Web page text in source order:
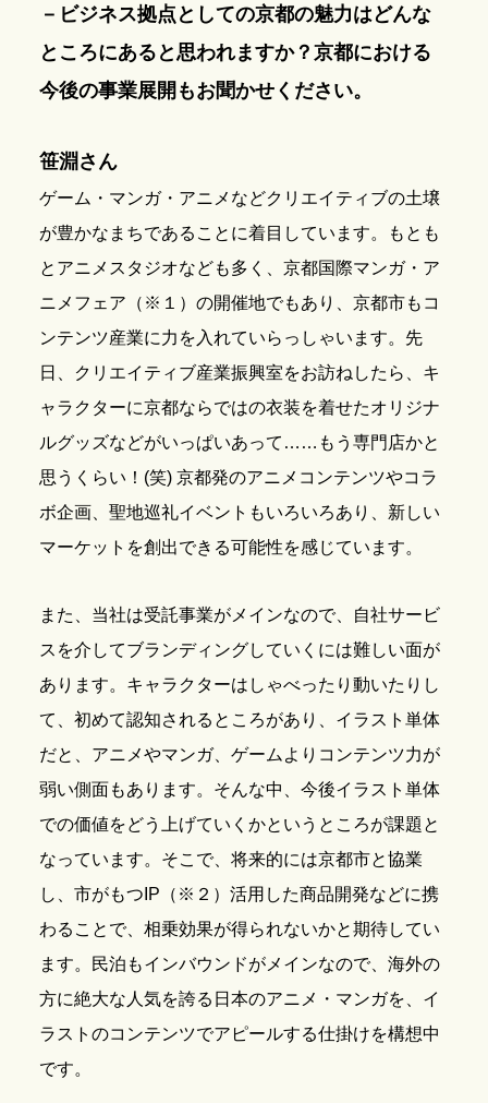
－ビジネス拠点としての京都の魅力はどんな
ところにあると思われますか？京都における
今後の事業展開もお聞かせください。
笹淵さん
ゲーム・マンガ・アニメなどクリエイティブの土壌
が豊かなまちであることに着目しています。もとも
とアニメスタジオなども多く、京都国際マンガ・ア
ニメフェア（※１）の開催地でもあり、京都市もコ
ンテンツ産業に力を入れていらっしゃいます。先
日、クリエイティブ産業振興室をお訪ねしたら、キ
ャラクターに京都ならではの衣装を着せたオリジナ
ルグッズなどがいっぱいあって……もう専門店かと
思うくらい！(笑) 京都発のアニメコンテンツやコラ
ボ企画、聖地巡礼イベントもいろいろあり、新しい
マーケットを創出できる可能性を感じています。
また、当社は受託事業がメインなので、自社サービ
スを介してブランディングしていくには難しい面が
あります。キャラクターはしゃべったり動いたりし
て、初めて認知されるところがあり、イラスト単体
だと、アニメやマンガ、ゲームよりコンテンツ力が
弱い側面もあります。そんな中、今後イラスト単体
での価値をどう上げていくかというところが課題と
なっています。そこで、将来的には京都市と協業
し、市がもつIP（※２）活用した商品開発などに携
わることで、相乗効果が得られないかと期待してい
ます。民泊もインバウンドがメインなので、海外の
方に絶大な人気を誇る日本のアニメ・マンガを、イ
ラストのコンテンツでアピールする仕掛けを構想中
です。